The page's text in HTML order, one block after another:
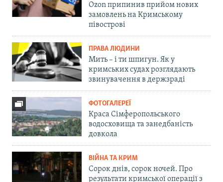
Ozon припинив прийом нових
замовлень на Кримському
півострові
ПРАВА ЛЮДИНИ
Мить – і ти шпигун. Як у
кримських судах розглядають
звинувачення в держзраді
ФОТОГАЛЕРЕЇ
Краса Сімферопольського
водосховища та занедбаність
довкола
ВІЙНА ТА КРИМ
Сорок днів, сорок ночей. Про
результати кримської операції з